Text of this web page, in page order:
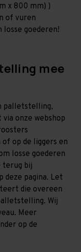
x 800 mm) )
of vuren
losse goederen!
mee
palletstelling,
onze webshop
op de liggers en
losse goederen
terug bij
deze pagina. Let
die overeen
Wij
Meer
op de